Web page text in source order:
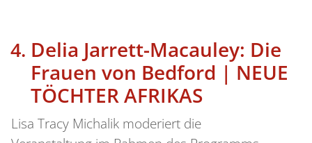
Delia Jarrett-Macauley: Die
Frauen von Bedford | NEUE
TÖCHTER AFRIKAS
Lisa Tracy Michalik moderiert die